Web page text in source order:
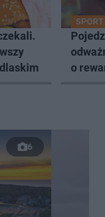
SPORT
o
6